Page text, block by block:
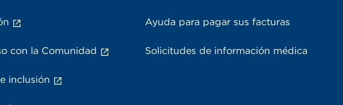
con la Comunidad
inclusión
Ayuda para pagar sus facturas
Solicitudes de información médica